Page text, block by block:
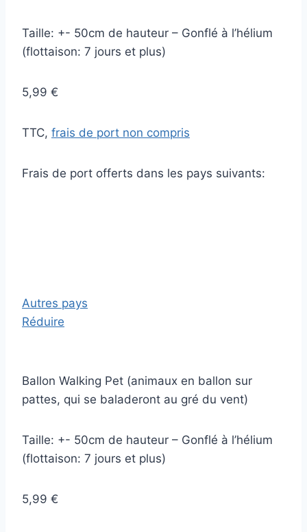
Taille: +- 50cm de hauteur – Gonflé à l’hélium
(flottaison: 7 jours et plus)
5,99 €
TTC, frais de port non compris
Frais de port offerts dans les pays suivants:
Autres pays
Réduire
Ballon Walking Pet (animaux en ballon sur
pattes, qui se baladeront au gré du vent)
Taille: +- 50cm de hauteur – Gonflé à l’hélium
(flottaison: 7 jours et plus)
5,99 €